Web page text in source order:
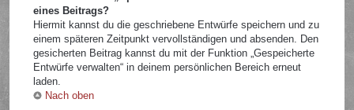
eines Beitrags?
Hiermit kannst du die geschriebene Entwürfe speichern und zu
einem späteren Zeitpunkt vervollständigen und absenden. Den
gesicherten Beitrag kannst du mit der Funktion „Gespeicherte
Entwürfe verwalten“ in deinem persönlichen Bereich erneut
laden.
Nach oben